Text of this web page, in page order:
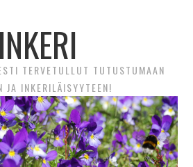
INKERI
TERVETULLUT TUTUSTUMAAN
JA INKERILÄISYYTEEN!